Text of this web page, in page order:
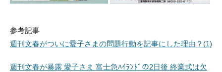
参考記事
週刊文春がついに愛子さまの問題行動を記事にした理由？(1)
週刊文春が暴露 愛子さま 富士急ﾊｲﾗﾝﾄﾞの2日後 終業式は欠